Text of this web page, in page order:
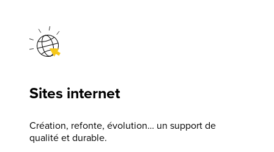
Sites internet
Création, refonte, évolution… un support de
qualité et durable.